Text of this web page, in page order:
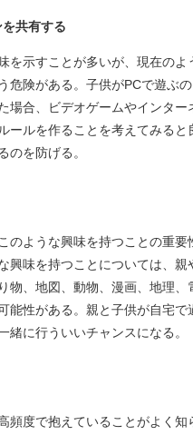
共有する
を示すことが多いが、現在のよ
危険がある。子供がPCで遊ぶ
場合、ビデオゲームやインター
ールを作ることを考えてみると
のを防げる。
のような興味を持つことの重要
興味を持つことについては、親
物、地図、動物、漫画、地理、
能性がある。親と子供が自宅で
に行ういいチャンスになる。
頻度で抱えていることがよく知